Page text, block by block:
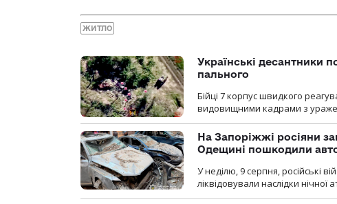
ЖИТЛО
Українські десантники
пального
Бійці 7 корпус швидкого
видовищними кадрами з
На Запоріжжі росіяни
Одещині пошкодили
У неділю, 9 серпня, російські
ліквідовували наслідки нічної